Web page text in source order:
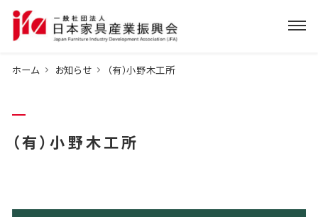
ホーム お知らせ （有）小野木工所
（有）小野木工所